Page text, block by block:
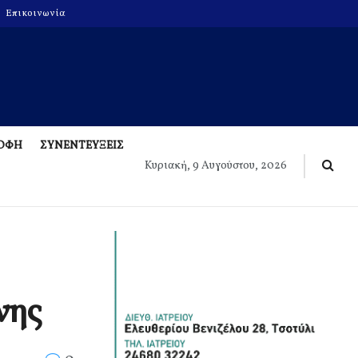
Επικοινωνία
ΣΥΝΕΝΤΕΥΞΕΙΣ
Κυριακή, 9 Αυγούστου, 2026